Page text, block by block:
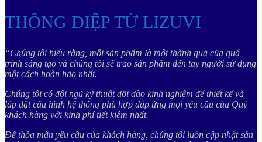
THÔNG ĐIỆP TỪ LIZUVI
“Chúng tôi hiểu rằng, mỗi sản phẩm là một thành quả của quá
trình sáng tạo và chúng tôi sẽ trao sản phẩm đến tay người sử dụng
một cách hoàn hảo nhất.
Chúng tôi có đội ngũ kỹ thuật dồi dào kinh nghiệm để thiết kế và
lắp đặt cấu hình hệ thống phù hợp đáp ứng mọi yêu cầu của Quý
khách hàng với kinh phí tiết kiệm nhất.
Để thỏa mãn yêu cầu của khách hàng, chúng tôi luôn cập nhật sản